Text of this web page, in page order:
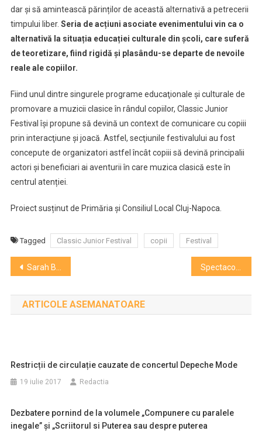
dar și să amintească părinților de această alternativă a petrecerii
timpului liber. Seria de acțiuni asociate evenimentului vin ca o
alternativă la situația educației culturale din școli, care suferă
de teoretizare, fiind rigidă și plasându-se departe de nevoile
reale ale copiilor.
Fiind unul dintre singurele programe educaţionale şi culturale de
promovare a muzicii clasice în rândul copiilor, Classic Junior
Festival îşi propune să devină un context de comunicare cu copiii
prin interacţiune şi joacă. Astfel, secţiunile festivalului au fost
concepute de organizatori astfel încât copiii să devină principalii
actori şi beneficiari ai aventurii în care muzica clasică este în
centrul atenției.
Proiect susținut de Primăria și Consiliul Local Cluj-Napoca.
Tagged Classic Junior Festival copii Festival
Navigare
în
articole
Sarah Brightman, concert în 2019, la BT Arena!
ARTICOLE ASEMANATOARE
Restricții de circulație cauzate de concertul Depeche Mode
19 iulie 2017 Redactia
Dezbatere pornind de la volumele „Compunere cu paralele
inegale” şi „Scriitorul si Puterea sau despre puterea